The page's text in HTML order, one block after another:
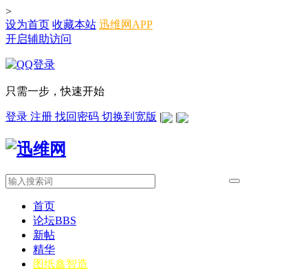
>
设为首页 收藏本站 迅维网APP
开启辅助访问
只需一步，快速开始
登录 注册 找回密码 切换到宽版 | |
首页
论坛BBS
新帖
精华
图纸鑫智造